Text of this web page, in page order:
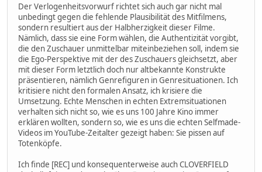
Der Verlogenheitsvorwurf richtet sich auch gar nicht mal
unbedingt gegen die fehlende Plausibilität des Mitfilmens,
sondern resultiert aus der Halbherzigkeit dieser Filme.
Nämlich, dass sie eine Form wählen, die Authentizität vorgibt,
die den Zuschauer unmittelbar miteinbeziehen soll, indem sie
die Ego-Perspektive mit der des Zuschauers gleichsetzt, aber
mit dieser Form letztlich doch nur altbekannte Konstrukte
präsentieren, nämlich Genrefiguren in Genresituationen. Ich
kritisiere nicht den formalen Ansatz, ich krisiere die
Umsetzung. Echte Menschen in echten Extremsituationen
verhalten sich nicht so, wie es uns 100 Jahre Kino immer
erklären wollten, sondern so, wie es uns die echten Selfmade-
Videos im YouTube-Zeitalter gezeigt haben: Sie pissen auf
Totenköpfe.
Ich finde [REC] und konsequenterweise auch CLOVERFIELD